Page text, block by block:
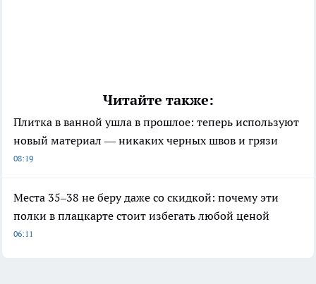
Читайте также:
Плитка в ванной ушла в прошлое: теперь используют
новый материал — никаких черных швов и грязи
08:19
Места 35–38 не беру даже со скидкой: почему эти
полки в плацкарте стоит избегать любой ценой
06:11